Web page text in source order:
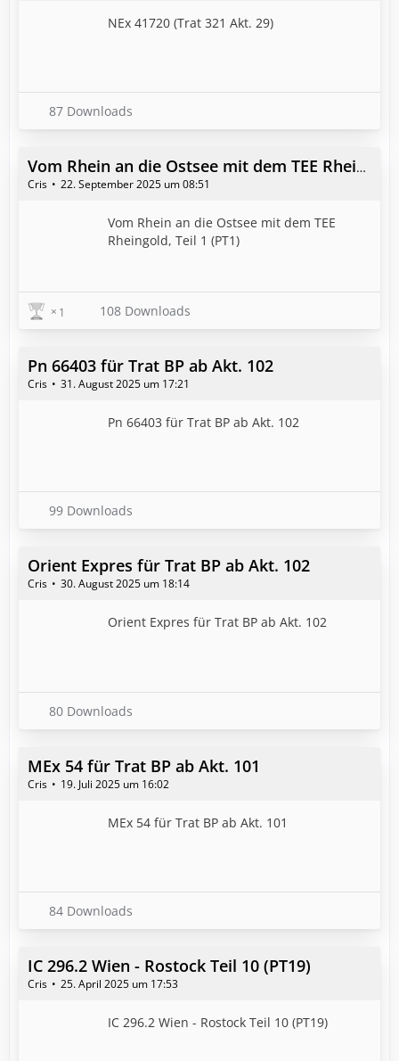
NEx 41720 (Trat 321 Akt. 29)
87 Downloads
Vom Rhein an die Ostsee mit dem TEE Rheingold, Teil 1 (PT1)
Cris 22. September 2025 um 08:51
Vom Rhein an die Ostsee mit dem TEE
Rheingold, Teil 1 (PT1)
1 108 Downloads
Pn 66403 für Trat BP ab Akt. 102
Cris 31. August 2025 um 17:21
Pn 66403 für Trat BP ab Akt. 102
99 Downloads
Orient Expres für Trat BP ab Akt. 102
Cris 30. August 2025 um 18:14
Orient Expres für Trat BP ab Akt. 102
80 Downloads
MEx 54 für Trat BP ab Akt. 101
Cris 19. Juli 2025 um 16:02
MEx 54 für Trat BP ab Akt. 101
84 Downloads
IC 296.2 Wien - Rostock Teil 10 (PT19)
Cris 25. April 2025 um 17:53
IC 296.2 Wien - Rostock Teil 10 (PT19)